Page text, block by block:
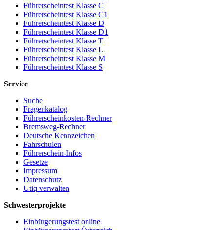
Führerscheintest Klasse C
Führerscheintest Klasse C1
Führerscheintest Klasse D
Führerscheintest Klasse D1
Führerscheintest Klasse T
Führerscheintest Klasse L
Führerscheintest Klasse M
Führerscheintest Klasse S
Service
Suche
Fragenkatalog
Führerscheinkosten-Rechner
Bremsweg-Rechner
Deutsche Kennzeichen
Fahrschulen
Führerschein-Infos
Gesetze
Impressum
Datenschutz
Utiq verwalten
Schwesterprojekte
Einbürgerungstest online